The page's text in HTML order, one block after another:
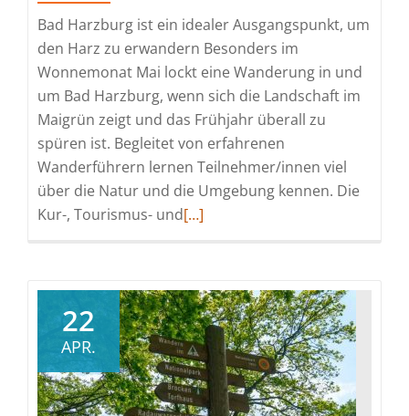
Bad Harzburg ist ein idealer Ausgangspunkt, um
den Harz zu erwandern Besonders im
Wonnemonat Mai lockt eine Wanderung in und
um Bad Harzburg, wenn sich die Landschaft im
Maigrün zeigt und das Frühjahr überall zu
spüren ist. Begleitet von erfahrenen
Wanderführern lernen Teilnehmer/innen viel
über die Natur und die Umgebung kennen. Die
Kur-, Tourismus- undRead
durch
das
romantische
Bleichetal
zur
[…]
22
APR.